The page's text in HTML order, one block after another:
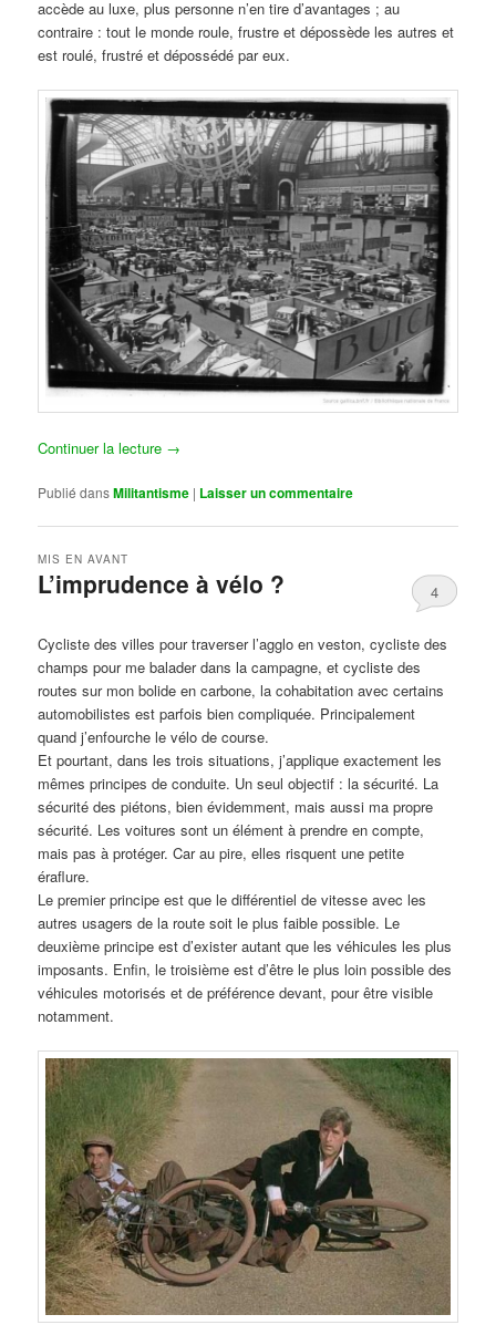
accède au luxe, plus personne n’en tire d’avantages ; au
contraire : tout le monde roule, frustre et dépossède les autres et
est roulé, frustré et dépossédé par eux.
Continuer la lecture →
Publié dansMilitantisme | Laisser un commentaire
L’imprudence à vélo ?
MIS EN AVANT
4
Cycliste des villes pour traverser l’agglo en veston, cycliste des
champs pour me balader dans la campagne, et cycliste des
routes sur mon bolide en carbone, la cohabitation avec certains
automobilistes est parfois bien compliquée. Principalement
quand j’enfourche le vélo de course.
Et pourtant, dans les trois situations, j’applique exactement les
mêmes principes de conduite. Un seul objectif : la sécurité. La
sécurité des piétons, bien évidemment, mais aussi ma propre
sécurité. Les voitures sont un élément à prendre en compte,
mais pas à protéger. Car au pire, elles risquent une petite
éraflure.
Le premier principe est que le différentiel de vitesse avec les
autres usagers de la route soit le plus faible possible. Le
deuxième principe est d’exister autant que les véhicules les plus
imposants. Enfin, le troisième est d’être le plus loin possible des
véhicules motorisés et de préférence devant, pour être visible
notamment.